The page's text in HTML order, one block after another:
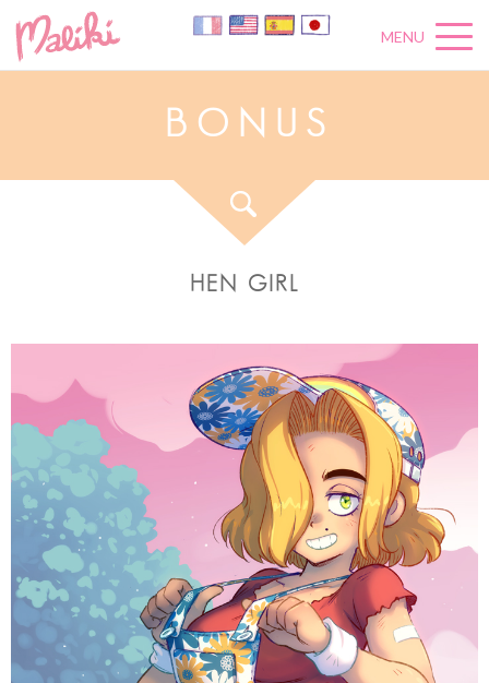
MENU
B O N U S
HEN GIRL